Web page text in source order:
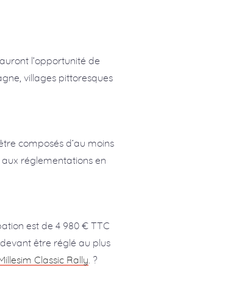
l’opportunité de
villages pittoresques
composés d’au moins
réglementations en
est de 4 980 € TTC
être réglé au plus
Classic Rally . ?